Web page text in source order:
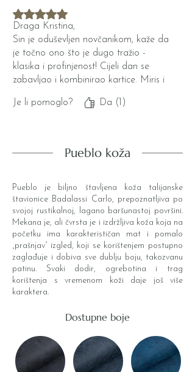
Ocijenjeno s 5 od 5 zvjezdica.
Draga Kristina,
Sin je oduševljen novčanikom, kaže da
je točno ono što je dugo tražio -
klasika i profinjenost! Cijeli dan se
zabavljao i kombinirao kartice. Miris i
minuta truda koji ulažete u njega.
Je li pomoglo? Da (1)
Pueblo koža
Pueblo je biljno štavljena koža talijanske
štavionice Badalassi Carlo, prepoznatljiva po
svojoj rustikalnoj, lagano baršunastoj površini.
Mekana je, ali čvrsta je i izdržljiva koža koja na
početku ima karakterističan mat i pomalo
„prašnjav” izgled, koji se korištenjem postupno
zaglađuje i dobiva sve dublju boju, takozvanu
patinu. Svaki dodir, ogrebotina i trag
korištenja s vremenom koži daje još više
karaktera.
Dostupne boje